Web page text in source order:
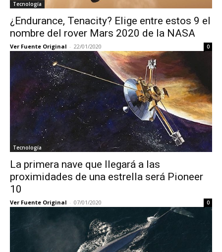
Tecnología
¿Endurance, Tenacity? Elige entre estos 9 el
nombre del rover Mars 2020 de la NASA
Ver Fuente Original - 22/01/2020 0
Tecnología
La primera nave que llegará a las
proximidades de una estrella será Pioneer
10
Ver Fuente Original - 07/01/2020 0